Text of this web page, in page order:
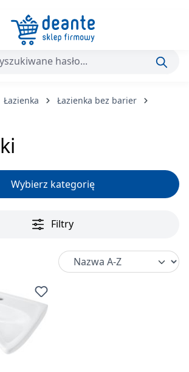
zawartości
Łazienka
Łazienka bez barier
Wybierz kategorię
Filtry